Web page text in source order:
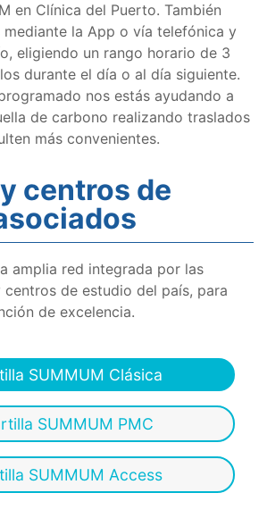
en Clínica del Puerto. También
la App o vía telefónica y
eligiendo un rango horario de 3
durante el día o al día siguiente.
nos estás ayudando a
de carbono realizando traslados
más convenientes.
centros de
amplia red integrada por las
centros de estudio del país, para
de excelencia.
SUMMUM Clásica
SUMMUM PMC
SUMMUM Access